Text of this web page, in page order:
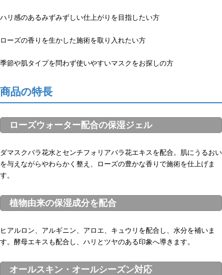
ハリ感のあるみずみずしい仕上がりを目指したい方
ローズの香りを生かした施術を取り入れたい方
季節や肌タイプを問わず使いやすいマスクをお探しの方
商品の特長
ローズウォーター配合の保湿ジェル
ダマスクバラ花水とセンチフォリアバラ花エキスを配合。肌にうるおい
を与えながらやわらかく整え、ローズの豊かな香りで施術を仕上げま
す。
植物由来の保湿成分を配合
ヒアルロン、アルギニン、アロエ、キュウリを配合し、水分を補いま
す。酵母エキスも配合し、ハリとツヤのある印象へ導きます。
オールスキン・オールシーズン対応